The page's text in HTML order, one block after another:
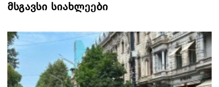
მსგავსი სიახლეები